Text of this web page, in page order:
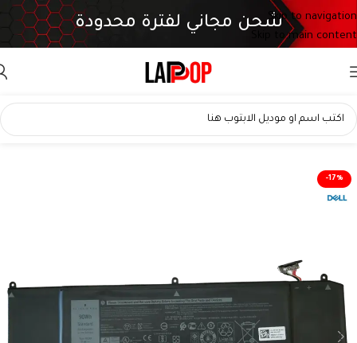
Skip to navigation
Skip to main content
شحن مجاني لفترة محدودة
-17%